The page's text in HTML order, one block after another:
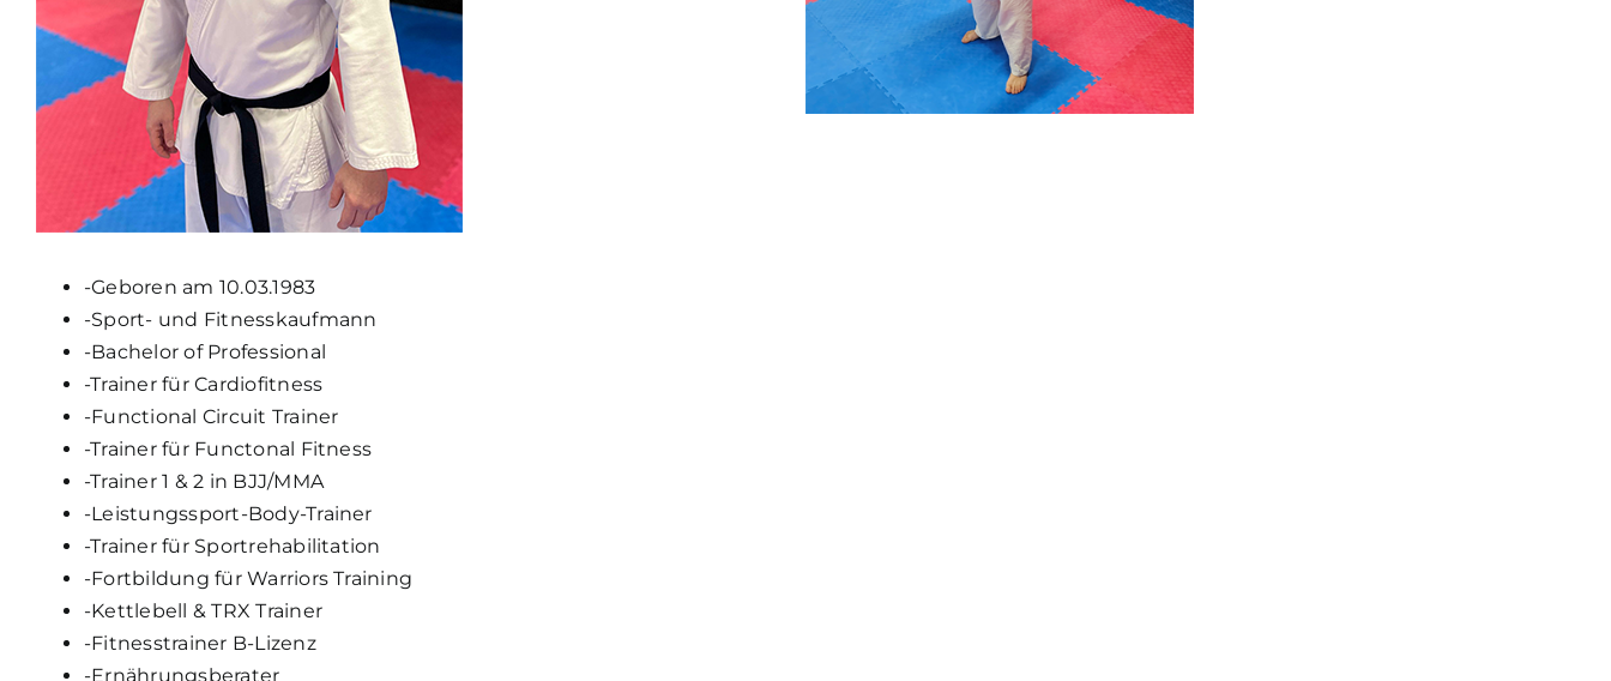
-Geboren am 10.03.1983
-Sport- und Fitnesskaufmann
-Bachelor of Professional
-Trainer für Cardiofitness
-Functional Circuit Trainer
-Trainer für Functonal Fitness
-Trainer 1 & 2 in BJJ/MMA
-Leistungssport-Body-Trainer
-Trainer für Sportrehabilitation
-Fortbildung für Warriors Training
-Kettlebell & TRX Trainer
-Fitnesstrainer B-Lizenz
-Ernährungsberater